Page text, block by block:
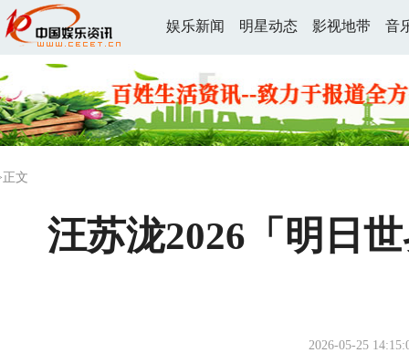
娱乐新闻 明星动态 影视地带 音
文
汪苏泷2026「明日
2026-05-25